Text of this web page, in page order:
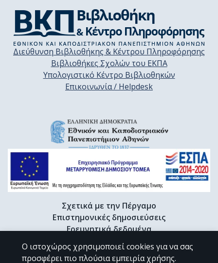
Διεύθυνση Βιβλιοθήκης & Κέντρου Πληροφόρησης
Βιβλιοθήκες Σχολών του ΕΚΠΑ
Υπολογιστικό Κέντρο Βιβλιοθηκών
Επικοινωνία / Helpdesk
Σχετικά με την Πέργαμο
Επιστημονικές δημοσιεύσεις
Ερευνητικά δεδομένα
Διδακτορικές διατριβές & Γκρίζα βιβλιογραφία
Προφίλ Ερευνητή
Ο ιστοχώρος χρησιμοποιεί cookies για να σας
προσφέρει πιο πλούσια εμπειρία χρήσης.